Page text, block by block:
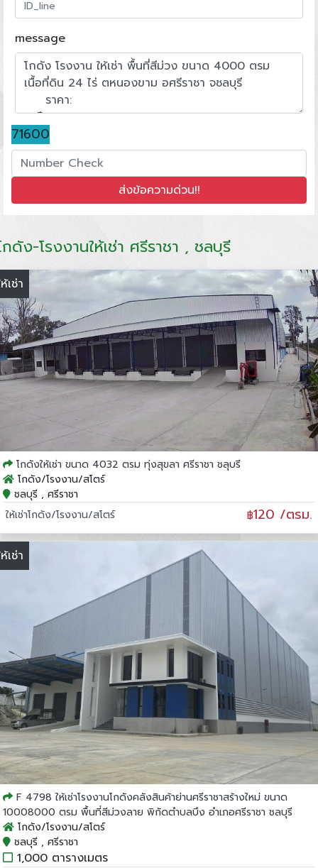
message
71600
กดัง-โรงงานให้เช่า ศรีราชา , ชลบุรี
เช่า
โกดังให้เช่า ขนาด 4032 ตรม ทุ่งสุขลา ศรีราชา ชลุบรี
โกดัง/โรงงาน/สโตร์
ชลบุรี , ศรีราชา
ให้เช่าโกดัง/โรงงาน/สโตร์
฿120 /ตรม.
เช่า
F 4798 ให้เช่าโรงงานโกดังคลังสินค้าย่านศรีราชาสร้างใหม่ ขนาด
10008000 ตรม พื้นที่สีม่วงลาย พิกัดตำบลบึง อำเภอศรีราชา ชลบุรี
โกดัง/โรงงาน/สโตร์
ชลบุรี , ศรีราชา
1,000 ตารางเมตร